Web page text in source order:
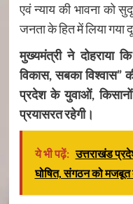
एवं न्याय की भावना को
जनता के हित में लिया गया
मुख्यमंत्री ने दोहराया
विकास, सबका विश्वास”
प्रदेश के युवाओं,
प्रयासरत रहेगी।
ये भी पढ़ें: उत्तराखंड
घोषित, संगठन को